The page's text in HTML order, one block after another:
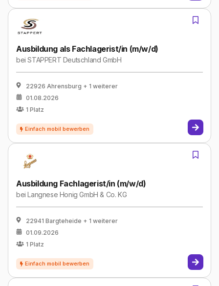
Ausbildung als Fachlagerist/in (m/w/d)
beiSTAPPERT Deutschland GmbH
22926 Ahrensburg + 1 weiterer
01.08.2026
1 Platz
Ausbildung Fachlagerist/in (m/w/d)
beiLangnese Honig GmbH & Co. KG
22941 Bargteheide + 1 weiterer
01.09.2026
1 Platz